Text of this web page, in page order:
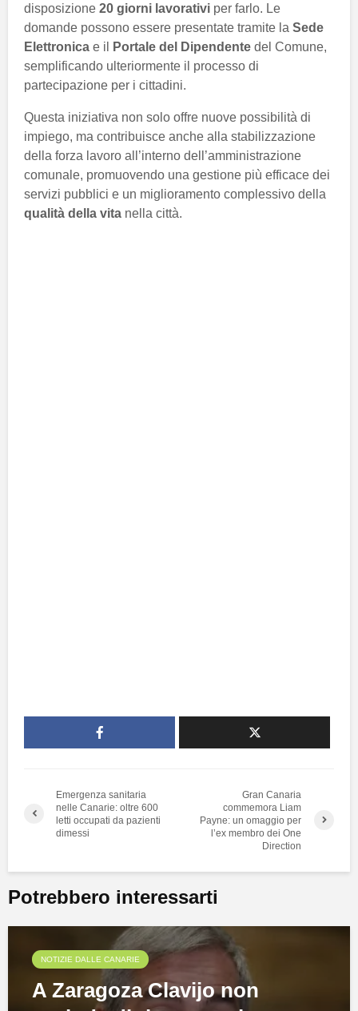
disposizione 20 giorni lavorativi per farlo. Le
domande possono essere presentate tramite la Sede
Elettronica e il Portale del Dipendente del Comune,
semplificando ulteriormente il processo di
partecipazione per i cittadini.
Questa iniziativa non solo offre nuove possibilità di
impiego, ma contribuisce anche alla stabilizzazione
della forza lavoro all’interno dell’amministrazione
comunale, promuovendo una gestione più efficace dei
servizi pubblici e un miglioramento complessivo della
qualità della vita nella città.
Emergenza sanitaria
nelle Canarie: oltre 600
letti occupati da pazienti
dimessi
Gran Canaria
commemora Liam
Payne: un omaggio per
l’ex membro dei One
Direction
Potrebbero interessarti
NOTIZIE DALLE CANARIE
A Zaragoza Clavijo non